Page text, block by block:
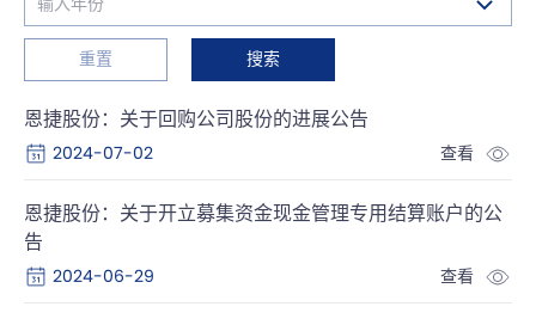
重置 搜索
恩捷股份：关于回购公司股份的进展公告
2024-07-02 查看
恩捷股份：关于开立募集资金现金管理专用结算账户的公
告
2024-06-29 查看